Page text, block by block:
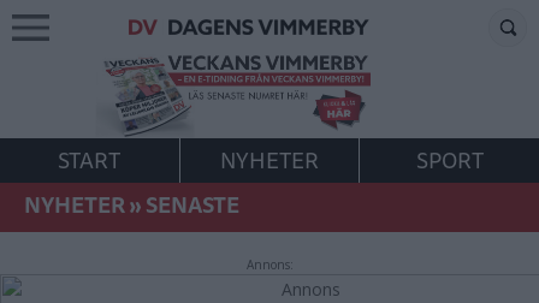
START NYHETER
SPORT
NYHETER»SENASTE
Annons: